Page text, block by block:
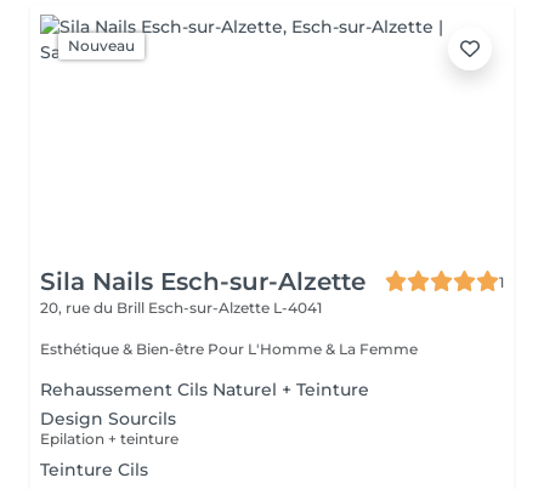
Nouveau
Sila Nails Esch-sur-Alzette
1
20, rue du Brill Esch-sur-Alzette L-4041
Esthétique & Bien-être Pour L'Homme & La Femme
Rehaussement Cils Naturel + Teinture
Design Sourcils
Epilation + teinture
Teinture Cils